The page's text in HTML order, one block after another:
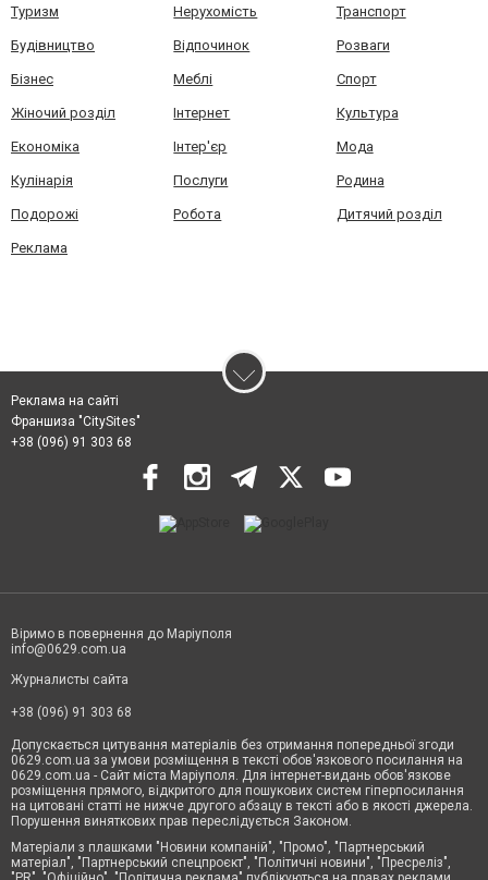
Туризм Нерухомість Транспорт
Будівництво Відпочинок Розваги
Бізнес Меблі Спорт
Жіночий розділ Інтернет Культура
Економіка Інтер'єр Мода
Кулінарія Послуги Родина
Подорожі Робота Дитячий розділ
Реклама
Реклама на сайті
Франшиза "CitySites"
+38 (096) 91 303 68
Віримо в повернення до Маріуполя
info@0629.com.ua
Журналисты сайта
+38 (096) 91 303 68
Допускається цитування матеріалів без отримання попередньої згоди
0629.com.ua за умови розміщення в тексті обов'язкового посилання на
0629.com.ua - Сайт міста Маріуполя. Для інтернет-видань обов'язкове
розміщення прямого, відкритого для пошукових систем гіперпосилання
на цитовані статті не нижче другого абзацу в тексті або в якості джерела.
Порушення виняткових прав переслідується Законом.
Матеріали з плашками "Новини компаній", "Промо", "Партнерський
матеріал", "Партнерський спецпроєкт", "Політичні новини", "Пресреліз",